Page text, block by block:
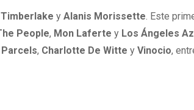
yAlanis Morissette. Este
People, Mon Laferte y Los Ángeles
Parcels, Charlotte De Witte yVinocio,